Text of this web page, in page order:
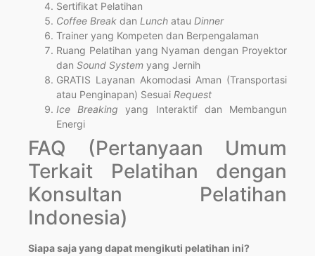
Sertifikat Pelatihan
Coffee Break dan Lunch atau Dinner
Trainer yang Kompeten dan Berpengalaman
Ruang Pelatihan yang Nyaman dengan Proyektor
dan Sound System yang Jernih
GRATIS Layanan Akomodasi Aman (Transportasi
atau Penginapan) Sesuai Request
Ice Breaking yang Interaktif dan Membangun
Energi
FAQ (Pertanyaan Umum
Terkait Pelatihan dengan
Konsultan Pelatihan
Indonesia)
Siapa saja yang dapat mengikuti pelatihan ini?